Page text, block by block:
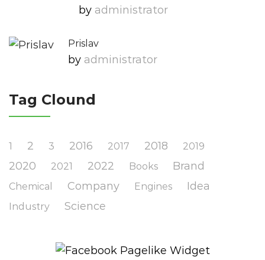
by Administrator
Prislav
by Administrator
Tag Clound
1 2 3 2016 2017 2018 2019
2020 2021 2022 Books Brand
Chemical Company Engines Idea
Industry Science